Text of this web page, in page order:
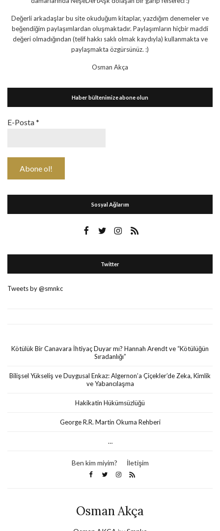
Değerli arkadaşlar bu site okuduğum kitaplar, yazdığım denemeler ve
beğendiğim paylaşımlardan oluşmaktadır. Paylaşımların hiçbir maddi
değeri olmadığından (telif hakkı saklı olmak kaydıyla) kullanmakta ve
paylaşmakta özgürsünüz. :)
Osman Akça
Haber bültenimize abone olun
E-Posta*
Sosyal Ağlarım
Twitter
Tweets by @smnkc
Kötülük Bir Canavara İhtiyaç Duyar mı? Hannah Arendt ve “Kötülüğün
Sıradanlığı”
Bilişsel Yükseliş ve Duygusal Enkaz: Algernon’a Çiçekler’de Zeka, Kimlik
ve Yabancılaşma
Hakikatin Hükümsüzlüğü
George R.R. Martin Okuma Rehberi
…
Ben kim miyim? İletişim
Osman Akça